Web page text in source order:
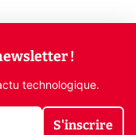
!
technologique.
S'inscrire